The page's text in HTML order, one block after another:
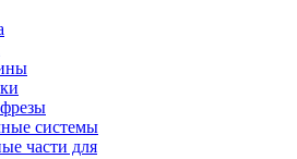
системы
части для